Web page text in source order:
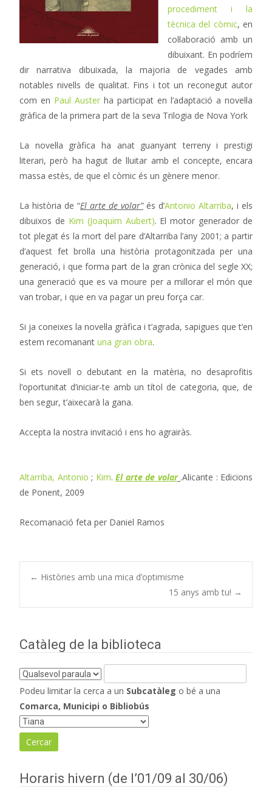
procediment i la
tècnica del còmic, en
col·laboració amb un
dibuixant. En podríem
dir narrativa dibuixada, la majoria de vegades amb
notables nivells de qualitat. Fins i tot un reconegut autor
com en Paul Auster ha participat en l’adaptació a novel·la
gràfica de la primera part de la seva Trilogia de Nova York
La novel·la gràfica ha anat guanyant terreny i prestigi
literari, però ha hagut de lluitar amb el concepte, encara
massa estès, de que el còmic és un gènere menor.
La història de “El arte de volar”és d’Antonio Altarriba, i els
dibuixos de Kim (Joaquim Aubert). El motor generador de
tot plegat és la mort del pare d’Altarriba l’any 2001; a partir
d’aquest fet brolla una història protagonitzada per una
generació, i que forma part de la gran crònica del segle XX;
una generació que es va moure per a millorar el món que
van trobar, i que en va pagar un preu força car.
Si ja coneixes la novel·la gràfica i t’agrada, sapigues que t’en
estem recomanant una gran obra.
Si ets novell o debutant en la matèria, no desaprofitis
l’oportunitat d’iniciar-te amb un títol de categoria, que, de
ben segur, t’aixecarà la gana.
Accepta la nostra invitació i ens ho agrairàs.
Altarriba, Antonio ; Kim. El arte de volar .Alicante : Edicions
de Ponent, 2009
Recomanació feta per Daniel Ramos
Navegació
← Històries amb una mica d’optimisme
15 anys amb tu! →
Catàleg de la biblioteca
Podeu limitar la cerca a un Subcatàleg o bé a una
Comarca, Municipi o Bibliobús
Horaris hivern (de l’01/09 al 30/06)